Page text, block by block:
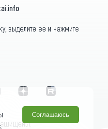
выделите её и нажмите
Соглашаюсь